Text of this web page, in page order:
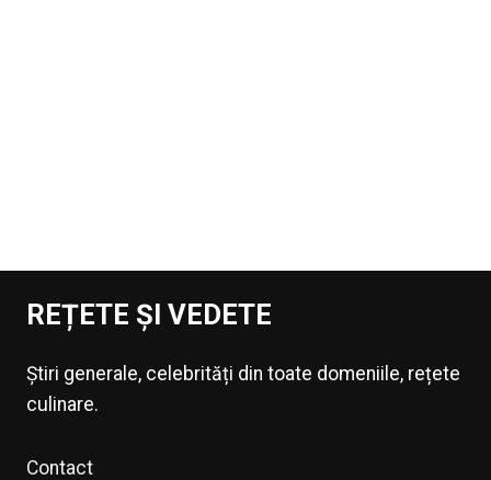
REȚETE ȘI VEDETE
Știri generale, celebrități din toate domeniile, rețete
culinare.
Contact